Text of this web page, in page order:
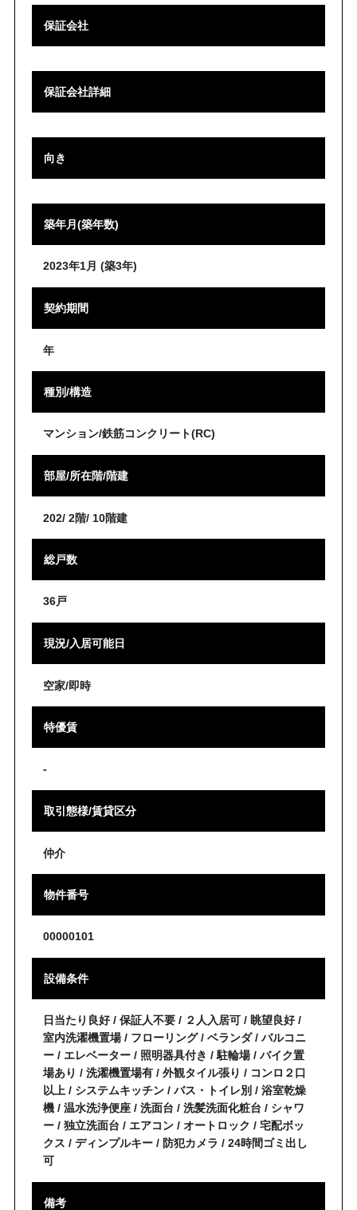
保証会社
保証会社詳細
向き
築年月(築年数)
2023年1月 (築3年)
契約期間
年
種別/構造
マンション/鉄筋コンクリート(RC)
部屋/所在階/階建
202/ 2階/ 10階建
総戸数
36戸
現況/入居可能日
空家/即時
特優賃
-
取引態様/賃貸区分
仲介
物件番号
00000101
設備条件
日当たり良好 / 保証人不要 / ２人入居可 / 眺望良好 /
室内洗濯機置場 / フローリング / ベランダ / バルコニ
ー / エレベーター / 照明器具付き / 駐輪場 / バイク置
場あり / 洗濯機置場有 / 外観タイル張り / コンロ２口
以上 / システムキッチン / バス・トイレ別 / 浴室乾燥
機 / 温水洗浄便座 / 洗面台 / 洗髪洗面化粧台 / シャワ
ー / 独立洗面台 / エアコン / オートロック / 宅配ボッ
クス / ディンプルキー / 防犯カメラ / 24時間ゴミ出し
可
備考